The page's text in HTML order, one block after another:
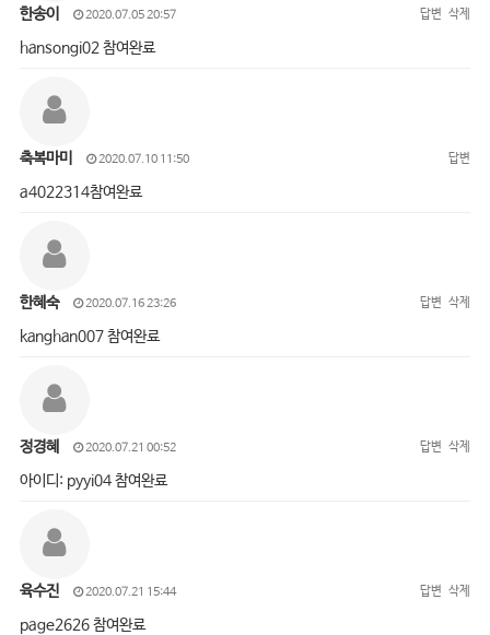
한송이 2020.07.05 20:57 답변 삭제
hansongi02 참여완료
축복마미 2020.07.10 11:50 답변
a4022314참여완료
한혜숙 2020.07.16 23:26 답변 삭제
kanghan007 참여완료
정경혜 2020.07.21 00:52 답변 삭제
아이디: pyyi04 참여완료
육수진 2020.07.21 15:44 답변 삭제
page2626 참여완료